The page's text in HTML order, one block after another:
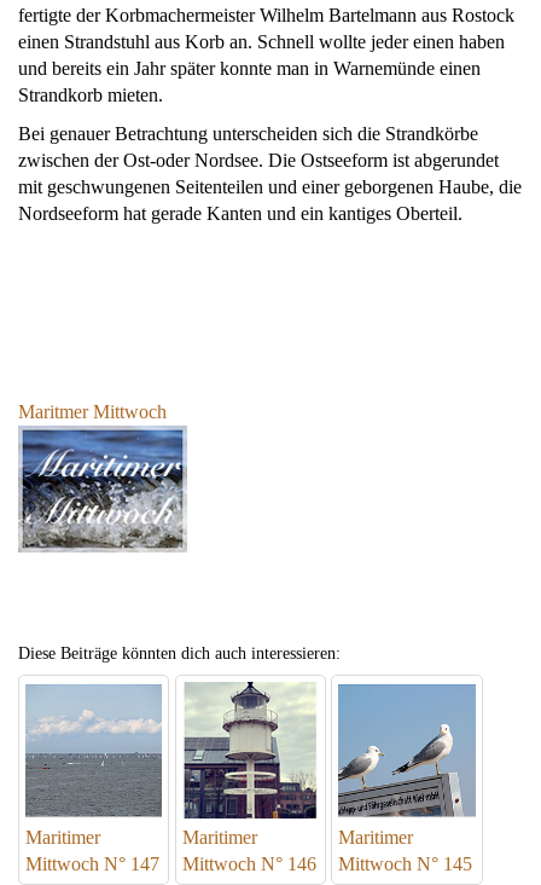
fertigte der Korbmachermeister Wilhelm Bartelmann aus Rostock
einen Strandstuhl aus Korb an. Schnell wollte jeder einen haben
und bereits ein Jahr später konnte man in Warnemünde einen
Strandkorb mieten.
Bei genauer Betrachtung unterscheiden sich die Strandkörbe
zwischen der Ost-oder Nordsee. Die Ostseeform ist abgerundet
mit geschwungenen Seitenteilen und einer geborgenen Haube, die
Nordseeform hat gerade Kanten und ein kantiges Oberteil.
Maritmer Mittwoch
Diese Beiträge könnten dich auch interessieren:
Maritimer
Mittwoch N° 147
Maritimer
Mittwoch N° 146
Maritimer
Mittwoch N° 145